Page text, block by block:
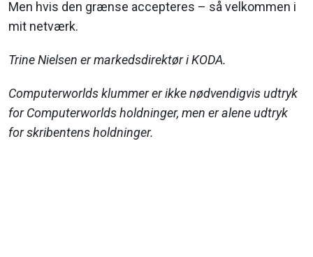
Men hvis den grænse accepteres – så velkommen i
mit netværk.
Trine Nielsen er markedsdirektør i KODA.
Computerworlds klummer er ikke nødvendigvis udtryk
for Computerworlds holdninger, men er alene udtryk
for skribentens holdninger.